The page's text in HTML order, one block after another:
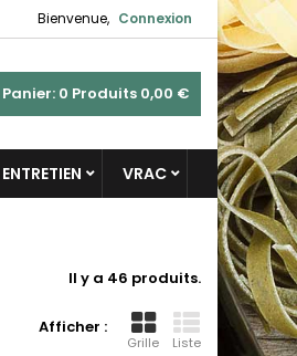
Bienvenue, Connexion
Panier: 0 Produits 0,00 €
ENTRETIEN VRAC
Il y a 46 produits.
Afficher :
Grille Liste